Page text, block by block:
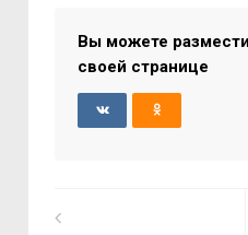
Вы можете
своей странице